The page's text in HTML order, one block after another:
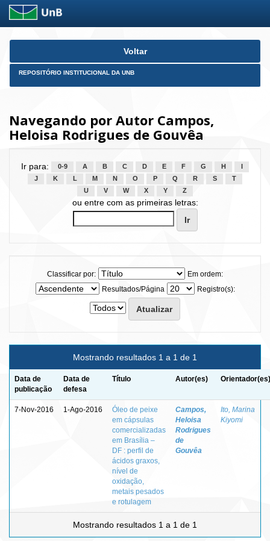
Skip
Voltar
REPOSITÓRIO INSTITUCIONAL DA UNB
Navegando por Autor Campos,
Heloisa Rodrigues de Gouvêa
Ir para: 0-9 A B C D E F G H
J
K L M N O P Q R S
T
U
V W X Y Z
ou entre com as primeiras letras:
Classificar por:
Em ordem:
Resultados/Página
Registro(s):
Mostrando resultados 1 a 1 de 1
Data de
publicação
Data de
defesa
Título Autor(es) Orientador(es)
7-Nov-2016 1-Ago-2016
Óleo de peixe
em cápsulas
comercializadas
em Brasília –
DF : perfil de
ácidos graxos,
nível de
oxidação,
metais pesados
e rotulagem
Campos,
Heloisa
Rodrigues
de
Gouvêa
Ito, Marina
Kiyomi
Mostrando resultados 1 a 1 de 1